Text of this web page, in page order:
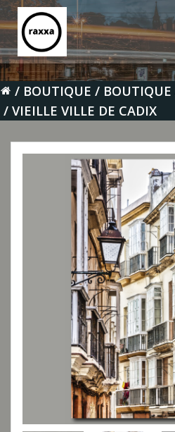
Aller
au
contenu
BOUTIQUE BOUTIQUE
VIEILLE VILLE DE CADIX